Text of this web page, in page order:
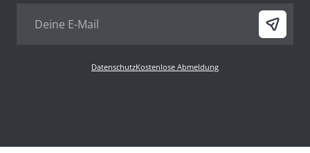
DatenschutzKostenlose Abmeldung